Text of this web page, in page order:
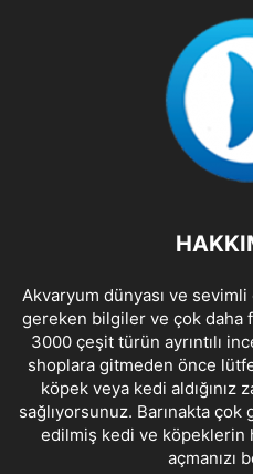
Akvaryum dünyası ve
gereken bilgiler ve çok daha
3000 çeşit türün ayrıntılı
shoplara gitmeden önce
köpek veya kedi aldığınız
sağlıyorsunuz. Barınakta
edilmiş kedi ve köpeklerin
açmanızı